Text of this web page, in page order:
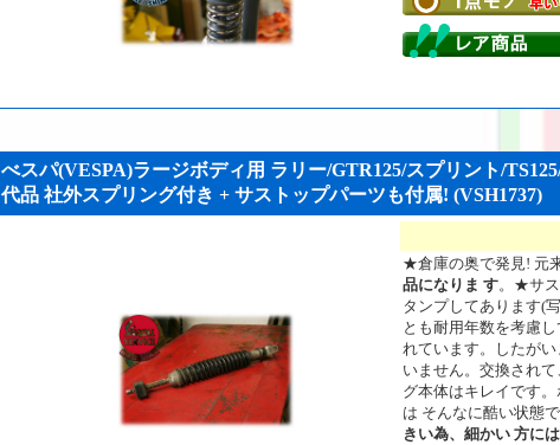
べスパ(VESPA)ラージボディ用 ラリー/GTR125/スプリント/
代品 社外スプリング付き + サストップパーツも付属! (VSH1737)
★倉庫の奥で発見! 元来
品になりま す。★サス
タンプしてあります(
とも耐用年数を考慮
れています。したが
いません。交換され
グ本体はキレイです
は そんなに酷い状態
きい為、細かい 方に